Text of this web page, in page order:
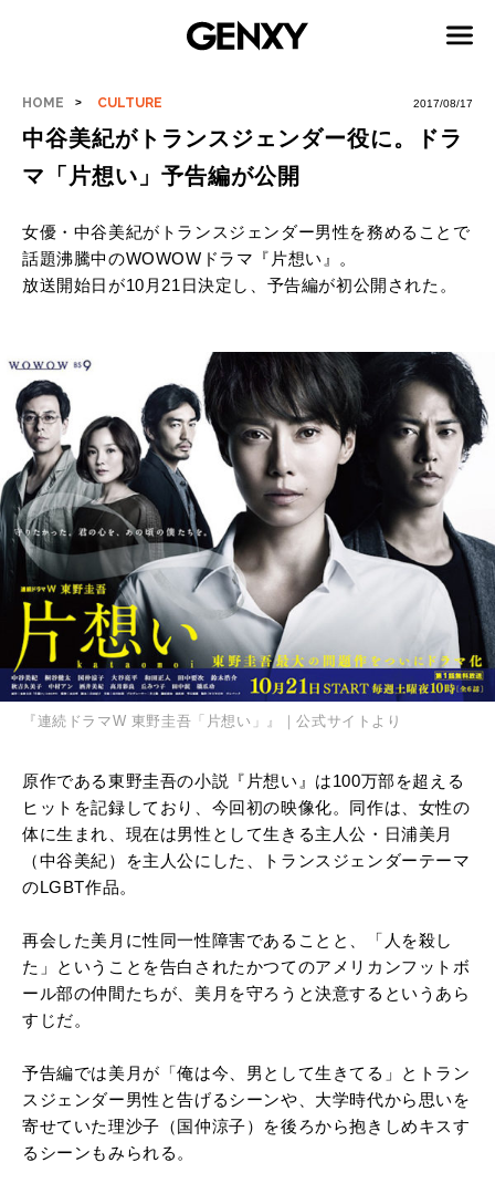
HOME CULTURE 2017/08/17
中谷美紀がトランスジェンダー役に。ドラ
マ「片想い」予告編が公開
女優・中谷美紀がトランスジェンダー男性を務めることで
話題沸騰中のWOWOWドラマ『片想い』。
放送開始日が10月21日決定し、予告編が初公開された。
『連続ドラマW 東野圭吾「片想い」』｜公式サイトより
原作である東野圭吾の小説『片想い』は100万部を超える
ヒットを記録しており、今回初の映像化。同作は、女性の
体に生まれ、現在は男性として生きる主人公・日浦美月
（中谷美紀）を主人公にした、トランスジェンダーテーマ
のLGBT作品。
再会した美月に性同一性障害であることと、「人を殺し
た」ということを告白されたかつてのアメリカンフットボ
ール部の仲間たちが、美月を守ろうと決意するというあら
すじだ。
予告編では美月が「俺は今、男として生きてる」とトラン
スジェンダー男性と告げるシーンや、大学時代から思いを
寄せていた理沙子（国仲涼子）を後ろから抱きしめキスす
るシーンもみられる。